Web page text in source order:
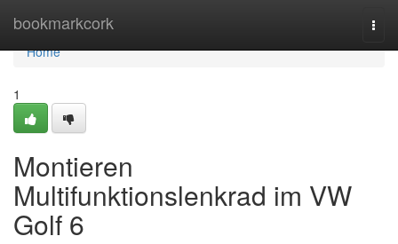
bookmarkcork
Home
Home
1
Montieren
Multifunktionslenkrad im VW
Golf 6